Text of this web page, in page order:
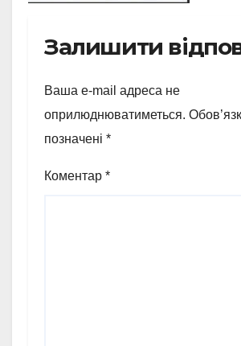
Залишити
Ваша e-mail адреса не
оприлюднюватиметься.
позначені *
Коментар *